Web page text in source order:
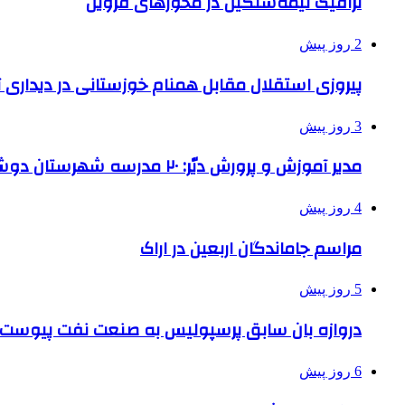
2 روز پیش
پیروزی استقلال مقابل همنام خوزستانی در دیداری
3 روز پیش
مدیر آموزش و پرورش دیّر: ۲۰ مدرسه شهرستان دوشیفته است
4 روز پیش
مراسم جاماندگان اربعین در اراک
5 روز پیش
دروازه بان سابق پرسپولیس به صنعت نفت پیوست
6 روز پیش